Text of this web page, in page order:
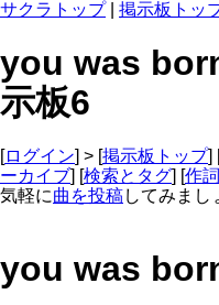
サクラトップ| 掲示板トッ
you was
示板6
[ログイン] > [掲示板トップ]
ーカイブ] [検索とタグ] [作
気軽に曲を投稿してみまし
you was